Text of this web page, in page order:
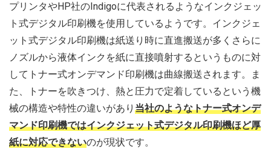
プリンタやHP社のIndigoに代表されるようなインクジェッ
ト式デジタル印刷機を使用しているようです。インクジェ
ット式デジタル印刷機は紙送り時に直進搬送が多くさらに
ノズルから液体インクを紙に直接噴射するというものに対
してトナー式オンデマンド印刷機は曲線搬送されます。ま
た、トナーを吹きつけ、熱と圧力で定着しているという機
械の構造や特性の違いがあり 当社のようなトナー式オンデ
マンド印刷機ではインクジェット式デジタル印刷機ほど厚
紙に対応できないのが現状です。